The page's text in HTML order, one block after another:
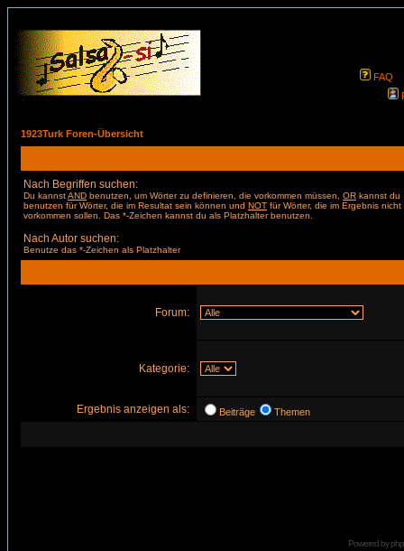
FAQ
1923Turk Foren-Übersicht
Nach Begriffen suchen:
Du kannstAND benutzen, um Wörter zu definieren, die vorkommen müssen, OR kannst du
benutzen für Wörter, die im Resultat sein können und NOT für Wörter, die im Ergebnis nicht
vorkommen sollen. Das *-Zeichen kannst du als Platzhalter benutzen.
Nach Autor suchen:
Benutze das *-Zeichen als Platzhalter
Forum:
Kategorie:
Ergebnis anzeigen als: Beiträge Themen
Powered by